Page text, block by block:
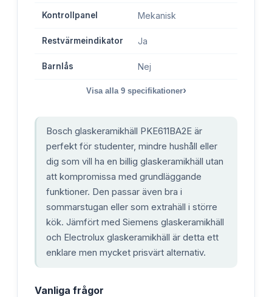
Kontrollpanel Mekanisk
Restvärmeindikator Ja
Barnlås Nej
Visa alla 9specifikationer›
Bosch glaskeramikhäll PKE611BA2E är
perfekt för studenter, mindre hushåll eller
dig som vill ha en billig glaskeramikhäll utan
att kompromissa med grundläggande
funktioner. Den passar även bra i
sommarstugan eller som extrahäll i större
kök. Jämfört med Siemens glaskeramikhäll
och Electrolux glaskeramikhäll är detta ett
enklare men mycket prisvärt alternativ.
Vanliga frågor